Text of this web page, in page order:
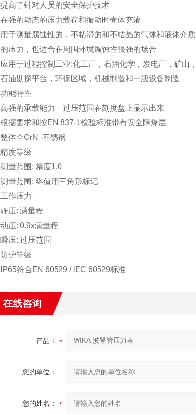
提高了针对人员的安全保护技术
在强的动态的压力载荷和振动时壳体充液
用于测量腐蚀性的，不粘滞的和不结晶的气体和液体介质
的压力，也适合在周围环境腐蚀性很强的场合
应用于过程控制工业:化工厂，石油化学，发电厂，矿山，
石油勘探平台，环保区域，机械制造和一般设备制造
功能特性
高强的承载能力，过压范围在刻度盘上显示出来
根据要求和按EN 837-1检验标准带有安全隔爆层
整体全CrNi-不锈钢
精度等级
测量范围 : 精度1.0
测量范围 : 终值用三角形标记
工作压力
静压: 满量程
动压: 0.9x满量程
瞬压: 过压范围
防护等级
IP65符合EN 60529 / lEC 60529标准
在线咨询
产品：
您的单位：
您的姓名：